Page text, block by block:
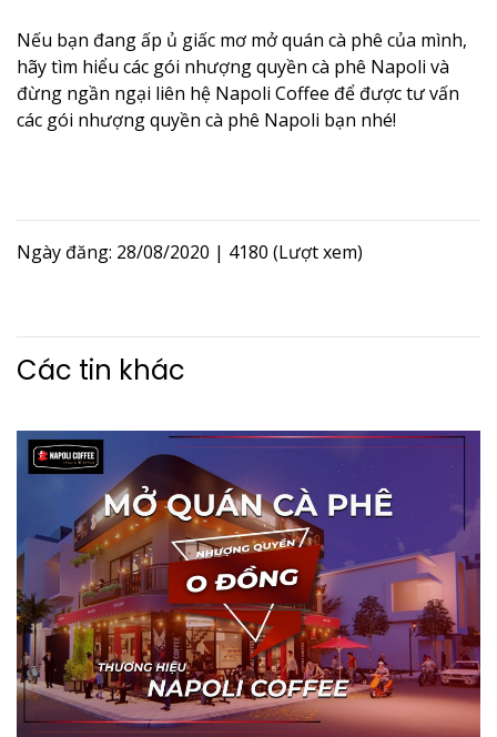
Nếu bạn đang ấp ủ giấc mơ mở quán cà phê của mình,
hãy tìm hiểu các gói nhượng quyền cà phê Napoli và
đừng ngần ngại liên hệ Napoli Coffee để được tư vấn
các gói nhượng quyền cà phê Napoli bạn nhé!
Ngày đăng: 28/08/2020 | 4180 (Lượt xem)
Các tin khác